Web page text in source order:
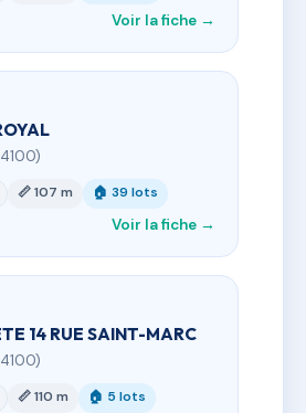
Voir la fiche →
📏 107 m 🏠 39 lots
Voir la fiche →
14 RUE SAINT-MARC
📏 110 m 🏠 5 lots